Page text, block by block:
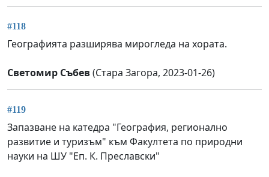
#118
Географията разширява мирогледа на хората.
Светомир Събев(Стара Загора, 2023-01-26)
#119
Запазване на катедра "География, регионално
развитие и туризъм" към Факултета по природни
науки на ШУ "Еп. К. Преславски"